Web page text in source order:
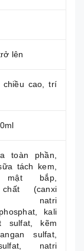
lên
chiều cao, trí
toàn phần,
tách kem,
mật bắp,
(canxi
natri
kali
sulfat, kẽm
sulfat,
natri